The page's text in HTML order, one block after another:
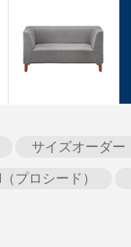
サイズオーダー
プロシード）